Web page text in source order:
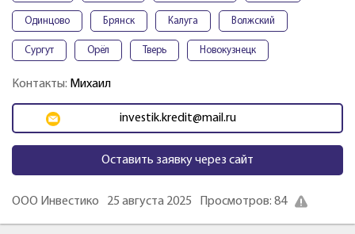
Одинцово Брянск Калуга Волжский
Сургут Орёл Тверь Новокузнецк
Контакты: Михаил
investik.kredit@mail.ru
Оставить заявку через сайт
ООО Инвестико 25 августа 2025 Просмотров: 84